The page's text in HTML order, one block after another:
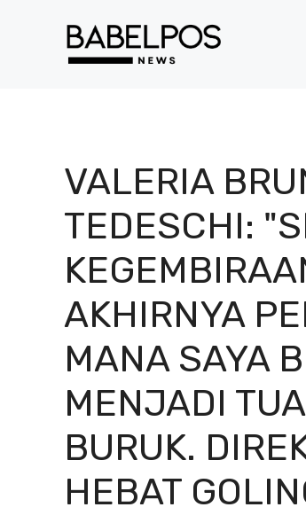
VALERIA
TEDESCHI:
AKHIRNYA
MANA SAYA
MENJADI
BURUK.
HEBAT